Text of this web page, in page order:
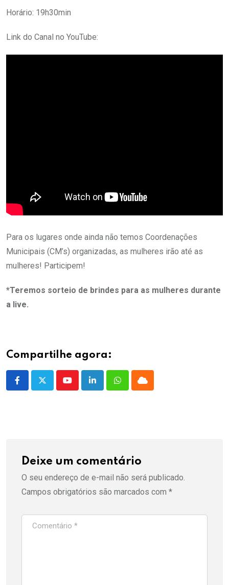
Horário: 19h30min
Link do Canal no YouTube:
Para os lugares onde ainda não temos Coordenações
Municipais (CM’s) organizadas, as mulheres irão até as
mulheres! Participem!
*Teremos sorteio de brindes para as mulheres durante
a live.
Compartilhe agora:
YoutubeLinkedInWhatsappCloud
Deixe um comentário
O seu endereço de e-mail não será publicado.
Campos obrigatórios são marcados com *